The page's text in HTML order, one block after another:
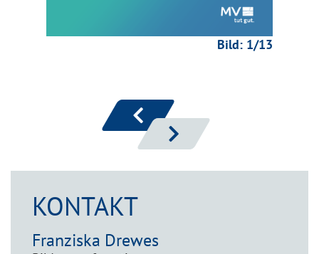
Bild: 1/13
zurück
vor
KONTAKT
Franziska Drewes